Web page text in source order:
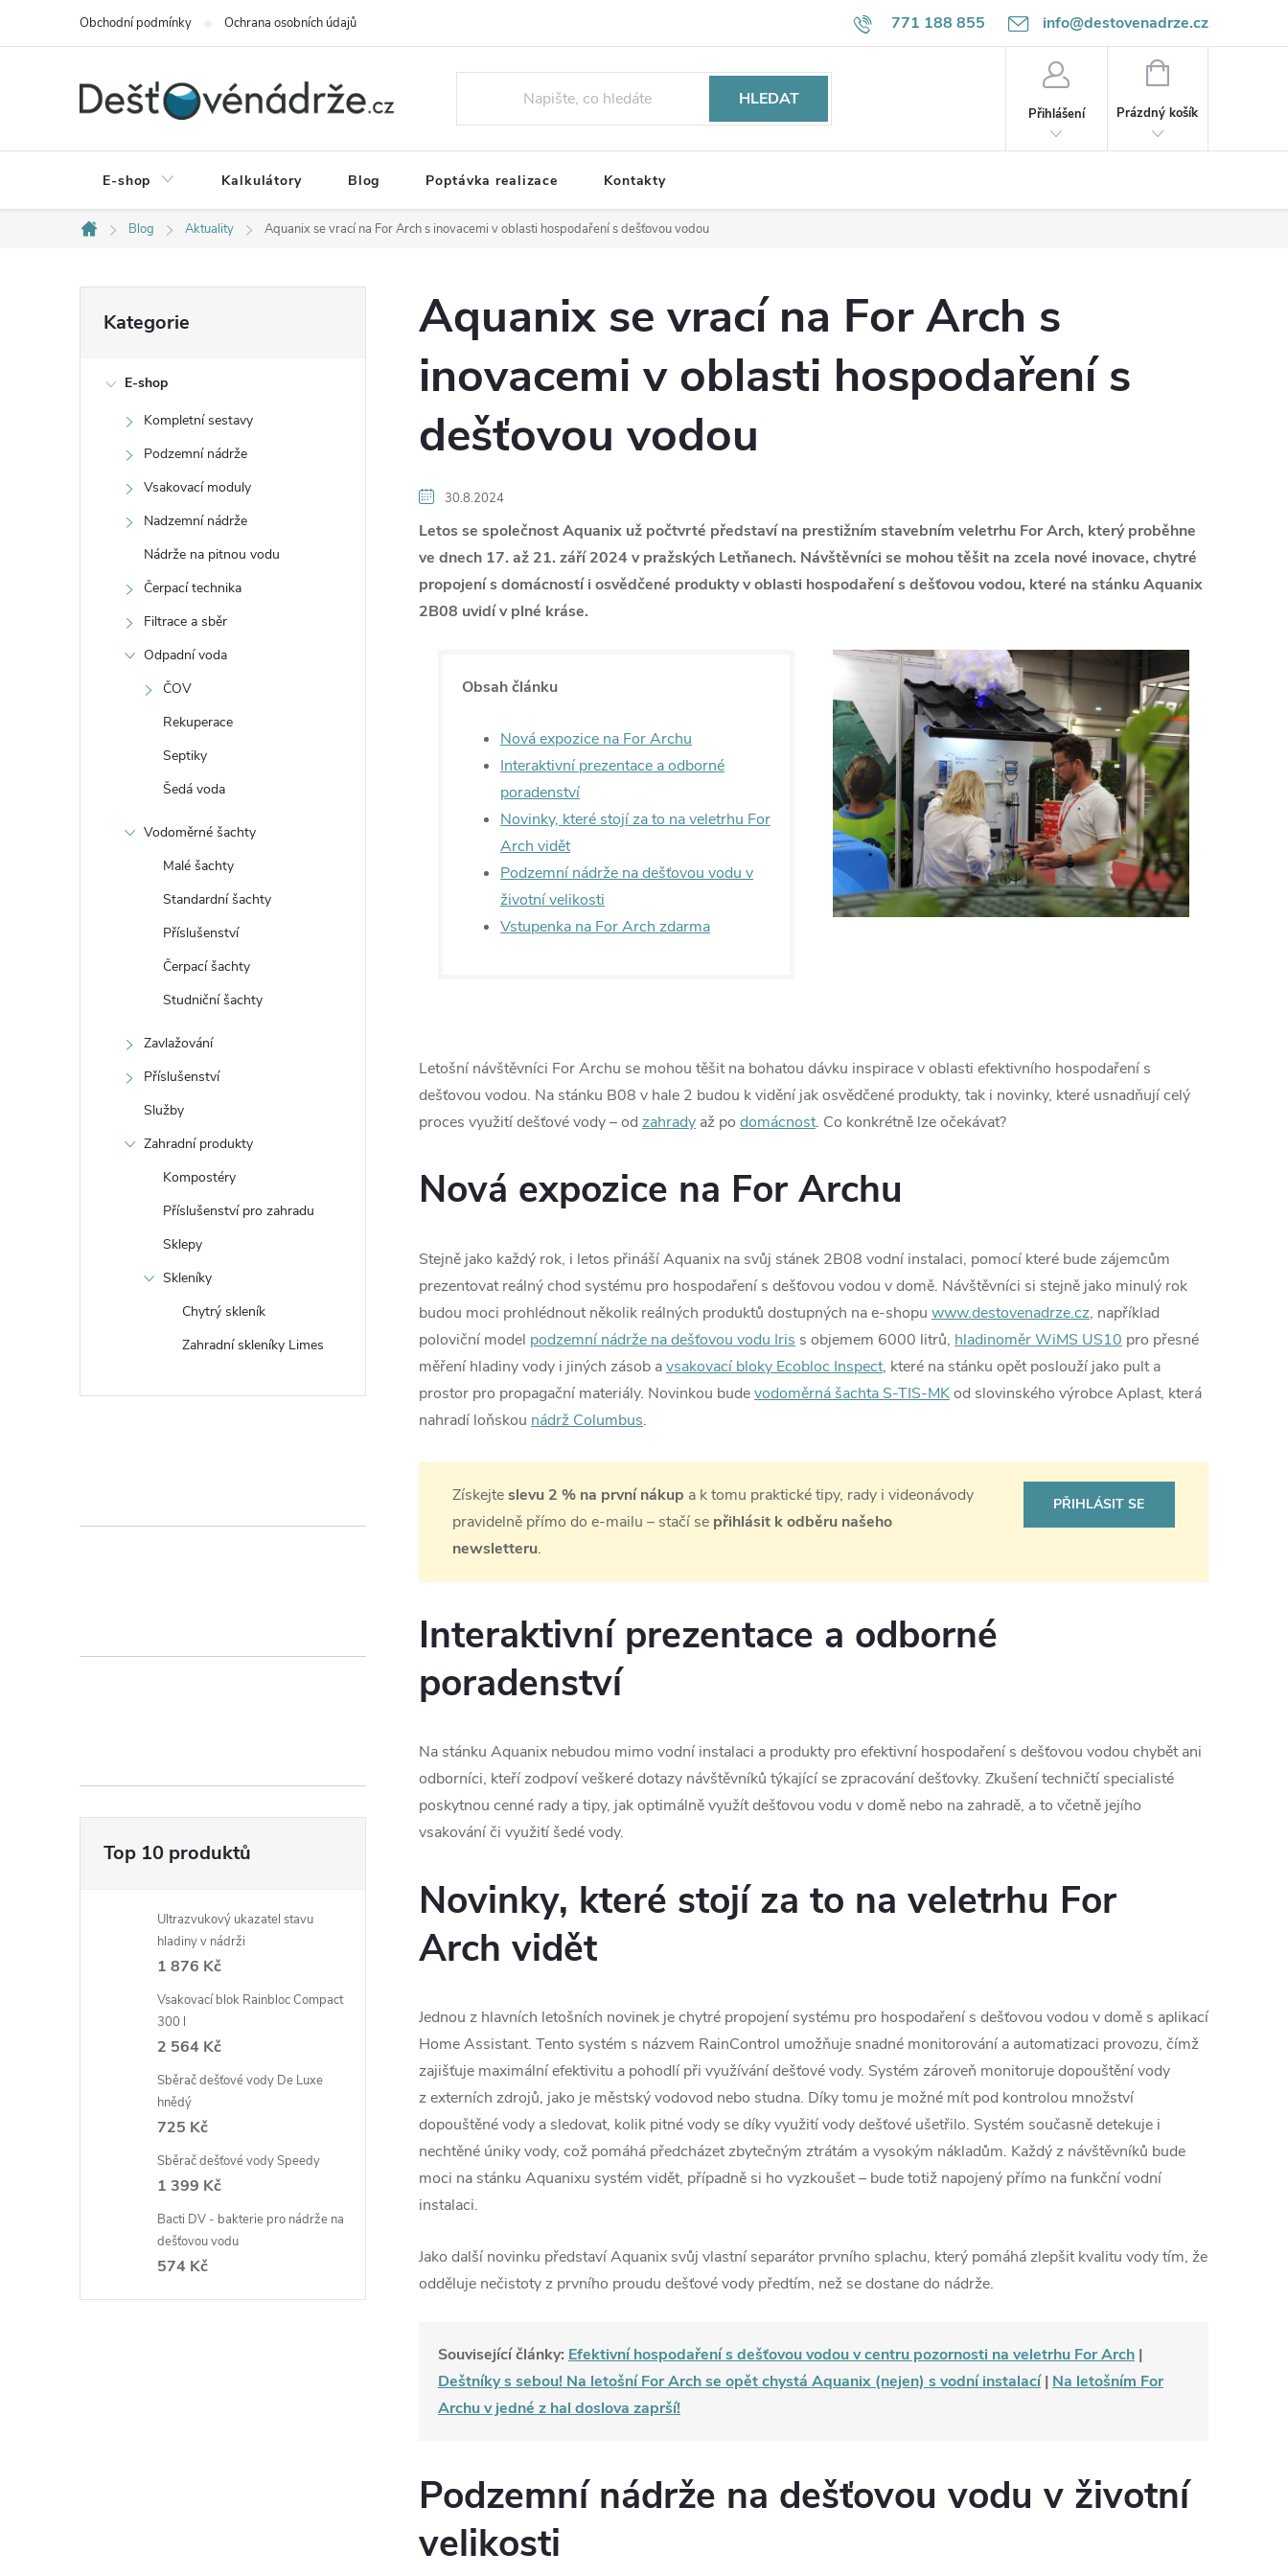
771 188 855 info@destovenadrze.cz
Obchodní podmínky Ochrana osobních údajů
HLEDAT
Přihlášení
NÁKUPNÍ
Prázdný košík
E-shop Kalkulátory Blog Poptávka realizace Kontakty
Domů
Blog Aktuality Aquanix se vrací na For Arch s inovacemi v oblasti hospodaření s dešťovou vodou
kategorie
Kategorie
E-shop
Kompletní sestavy
Podzemní nádrže
Vsakovací moduly
Nadzemní nádrže
Nádrže na pitnou vodu
Čerpací technika
Filtrace a sběr
Odpadní voda
ČOV
Rekuperace
Septiky
Šedá voda
Vodoměrné šachty
Malé šachty
Standardní šachty
Příslušenství
Čerpací šachty
Studniční šachty
Zavlažování
Příslušenství
Služby
Zahradní produkty
Kompostéry
Příslušenství pro zahradu
Sklepy
Skleníky
Chytrý skleník
Zahradní skleníky Limes
Top 10 produktů
Ultrazvukový ukazatel stavu
hladiny v nádrži
1 876 Kč
Vsakovací blok Rainbloc Compact
300 l
2 564 Kč
Sběrač dešťové vody De Luxe
hnědý
725 Kč
Sběrač dešťové vody Speedy
1 399 Kč
Bacti DV - bakterie pro nádrže na
dešťovou vodu
574 Kč
Aquanix se vrací na For Arch s
inovacemi v oblasti hospodaření s
dešťovou vodou
30.8.2024
Letos se společnost Aquanix už počtvrté představí na prestižním stavebním veletrhu For Arch, který proběhne
ve dnech 17. až 21. září 2024 v pražských Letňanech. Návštěvníci se mohou těšit na zcela nové inovace, chytré
propojení s domácností i osvědčené produkty v oblasti hospodaření s dešťovou vodou, které na stánku Aquanix
2B08 uvidí v plné kráse.
Obsah článku
Nová expozice na For Archu
Interaktivní prezentace a odborné
poradenství
Novinky, které stojí za to na veletrhu For
Arch vidět
Podzemní nádrže na dešťovou vodu v
životní velikosti
Vstupenka na For Arch zdarma
Letošní návštěvníci For Archu se mohou těšit na bohatou dávku inspirace v oblasti efektivního hospodaření s
dešťovou vodou. Na stánku B08 v hale 2 budou k vidění jak osvědčené produkty, tak i novinky, které usnadňují celý
proces využití dešťové vody – od zahrady až po domácnost. Co konkrétně lze očekávat?
Nová expozice na For Archu
Stejně jako každý rok, i letos přináší Aquanix na svůj stánek 2B08 vodní instalaci, pomocí které bude zájemcům
prezentovat reálný chod systému pro hospodaření s dešťovou vodou v domě. Návštěvníci si stejně jako minulý rok
budou moci prohlédnout několik reálných produktů dostupných na e-shopu www.destovenadrze.cz, například
poloviční model podzemní nádrže na dešťovou vodu Iris s objemem 6000 litrů, hladinoměr WiMS US10 pro přesné
měření hladiny vody i jiných zásob avsakovací bloky Ecobloc Inspect, které na stánku opět poslouží jako pult a
prostor pro propagační materiály. Novinkou budevodoměrná šachta S-TIS-MKod slovinského výrobce Aplast, která
nahradí loňskou nádrž Columbus.
Získejteslevu 2 % na první nákup a k tomu praktické tipy, rady i videonávody
pravidelně přímo do e-mailu – stačí se přihlásit k odběru našeho
newsletteru.
PŘIHLÁSIT SE
Interaktivní prezentace a odborné
poradenství
Na stánku Aquanix nebudou mimo vodní instalaci a produkty pro efektivní hospodaření s dešťovou vodou chybět ani
odborníci, kteří zodpoví veškeré dotazy návštěvníků týkající se zpracování dešťovky. Zkušení techničtí specialisté
poskytnou cenné rady a tipy, jak optimálně využít dešťovou vodu v domě nebo na zahradě, a to včetně jejího
vsakování či využití šedé vody.
Novinky, které stojí za to na veletrhu For
Arch vidět
Jednou z hlavních letošních novinek je chytré propojení systému pro hospodaření s dešťovou vodou v domě s aplikací
Home Assistant. Tento systém s názvem RainControl umožňuje snadné monitorování a automatizaci provozu, čímž
zajišťuje maximální efektivitu a pohodlí při využívání dešťové vody. Systém zároveň monitoruje dopouštění vody
z externích zdrojů, jako je městský vodovod nebo studna. Díky tomu je možné mít pod kontrolou množství
dopouštěné vody a sledovat, kolik pitné vody se díky využití vody dešťové ušetřilo. Systém současně detekuje i
nechtěné úniky vody, což pomáhá předcházet zbytečným ztrátám a vysokým nákladům. Každý z návštěvníků bude
moci na stánku Aquanixu systém vidět, případně si ho vyzkoušet – bude totiž napojený přímo na funkční vodní
instalaci.
Jako další novinku představí Aquanix svůj vlastní separátor prvního splachu, který pomáhá zlepšit kvalitu vody tím, že
odděluje nečistoty z prvního proudu dešťové vody předtím, než se dostane do nádrže.
Související články: Efektivní hospodaření s dešťovou vodou v centru pozornosti na veletrhu For Arch |
Deštníky s sebou! Na letošní For Arch se opět chystá Aquanix (nejen) s vodní instalací| Na letošním For
Archu v jedné z hal doslova zaprší!
Podzemní nádrže na dešťovou vodu v životní
velikosti